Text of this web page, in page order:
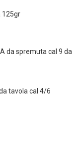
125gr
da spremuta cal 9 da
tavola cal 4/6